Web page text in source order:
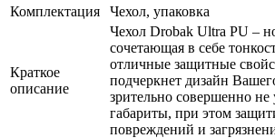
Комплектация
Чехол, упаковка
Краткое
описание
Чехол Drobak Ultra PU –
сочетающая в себе
отличные защитные
подчеркнет дизайн
зрительно совершенно не
габариты, при этом
повреждений и